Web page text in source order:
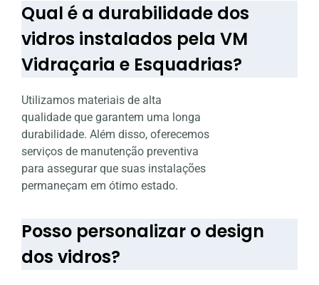
Qual é a durabilidade dos
vidros instalados pela VM
Vidraçaria e Esquadrias?
Utilizamos materiais de alta
qualidade que garantem uma longa
durabilidade. Além disso, oferecemos
serviços de manutenção preventiva
para assegurar que suas instalações
permaneçam em ótimo estado.
Posso personalizar o design
dos vidros?